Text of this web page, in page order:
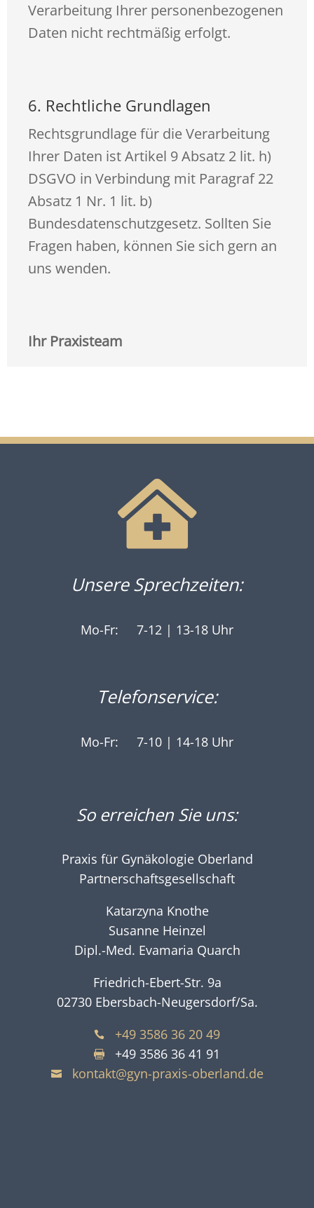
Verarbeitung Ihrer personenbezogenen
Daten nicht rechtmäßig erfolgt.
6. Rechtliche Grundlagen
Rechtsgrundlage für die Verarbeitung
Ihrer Daten ist Artikel 9 Absatz 2 lit. h)
DSGVO in Verbindung mit Paragraf 22
Absatz 1 Nr. 1 lit. b)
Bundesdatenschutzgesetz. Sollten Sie
Fragen haben, können Sie sich gern an
uns wenden.
Ihr Praxisteam

Unsere Sprechzeiten:
Mo-Fr: 7-12 | 13-18 Uhr
Telefonservice:
Mo-Fr: 7-10 | 14-18 Uhr
So erreichen Sie uns:
Praxis für Gynäkologie Oberland
Partnerschaftsgesellschaft
Katarzyna Knothe
Susanne Heinzel
Dipl.-Med. Evamaria Quarch
Friedrich-Ebert-Str. 9a
02730 Ebersbach-Neugersdorf/Sa.
 +49 3586 36 20 49
 +49 3586 36 41 91
 kontakt@gyn-praxis-oberland.de